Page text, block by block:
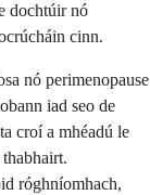
dochtúir nó
cinn.
nó perimenopause
iad seo de
croí a mhéadú le
róghníomhach,